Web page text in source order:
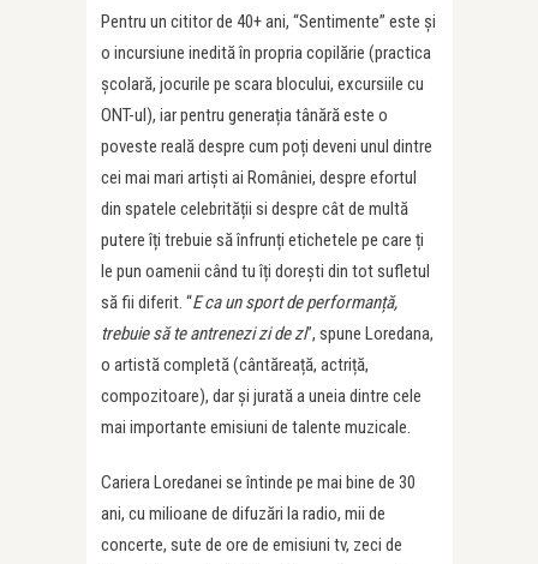
Pentru un cititor de 40+ ani, “Sentimente” este și
o incursiune inedită în propria copilărie (practica
școlară, jocurile pe scara blocului, excursiile cu
ONT-ul), iar pentru generația tânără este o
poveste reală despre cum poți deveni unul dintre
cei mai mari artiști ai României, despre efortul
din spatele celebrității si despre cât de multă
putere îți trebuie să înfrunți etichetele pe care ți
le pun oamenii când tu îți dorești din tot sufletul
să fii diferit. “E ca un sport de performanță,
trebuie să te antrenezi zi de zi”, spune Loredana,
o artistă completă (cântăreață, actriță,
compozitoare), dar și jurată a uneia dintre cele
mai importante emisiuni de talente muzicale.
Cariera Loredanei se întinde pe mai bine de 30
ani, cu milioane de difuzări la radio, mii de
concerte, sute de ore de emisiuni tv, zeci de